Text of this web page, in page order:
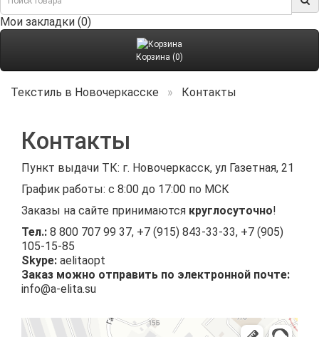
Мои закладки (0)
Корзина (0)
Текстиль в Новочеркасске Контакты
Контакты
Пункт выдачи ТК: г. Новочеркасск, ул Газетная, 21
График работы: с 8:00 до 17:00 по МСК
Заказы на сайте принимаются круглосуточно!
Тел.: 8 800 707 99 37, +7 (915) 843-33-33, +7 (905)
105-15-85
Skype: aelitaopt
Заказ можно отправить по электронной почте:
info@a-elita.su